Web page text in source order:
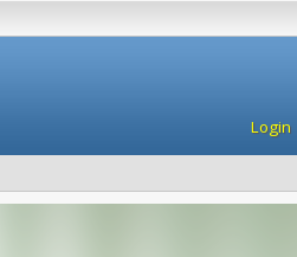
Login